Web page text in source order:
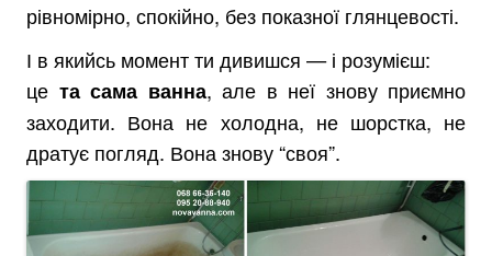
рівномірно, спокійно, без показної глянцевості.
І в якийсь момент ти дивишся — і розумієш:
це та сама ванна, але в неї знову приємно
заходити. Вона не холодна, не шорстка, не
дратує погляд. Вона знову “своя”.